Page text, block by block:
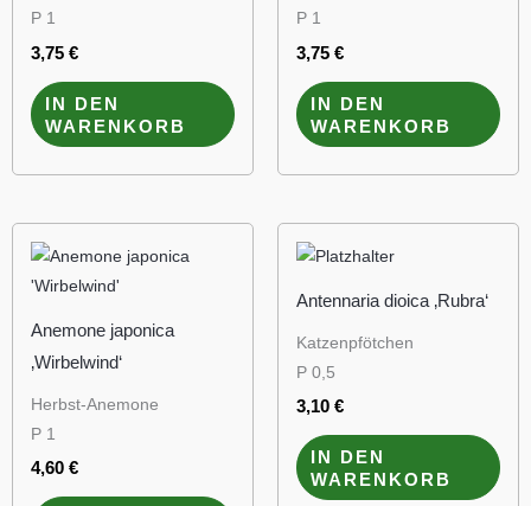
P 1
3,75 €
IN DEN
WARENKORB
P 1
3,75 €
IN DEN
WARENKORB
Anemone japonica
‚Wirbelwind‘
Herbst-Anemone
P 1
4,60 €
Antennaria dioica ‚Rubra‘
Katzenpfötchen
P 0,5
3,10 €
IN DEN
WARENKORB